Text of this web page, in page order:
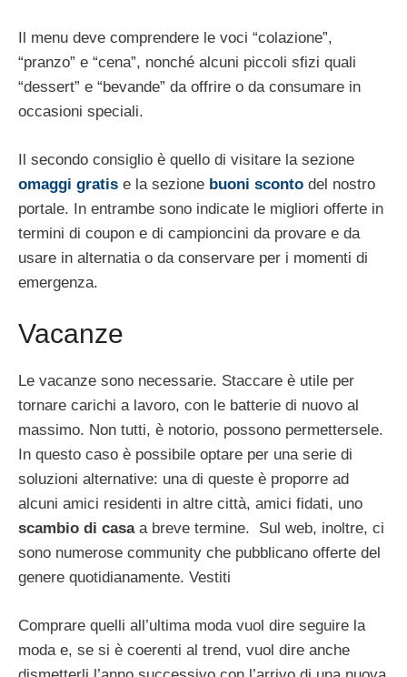
Il menu deve comprendere le voci “colazione”,
“pranzo” e “cena”, nonché alcuni piccoli sfizi quali
“dessert” e “bevande” da offrire o da consumare in
occasioni speciali.
Il secondo consiglio è quello di visitare la sezione
omaggi gratis e la sezione buoni sconto del nostro
portale. In entrambe sono indicate le migliori offerte in
termini di coupon e di campioncini da provare e da
usare in alternatia o da conservare per i momenti di
emergenza.
Vacanze
Le vacanze sono necessarie. Staccare è utile per
tornare carichi a lavoro, con le batterie di nuovo al
massimo. Non tutti, è notorio, possono permettersele.
In questo caso è possibile optare per una serie di
soluzioni alternative: una di queste è proporre ad
alcuni amici residenti in altre città, amici fidati, uno
scambio di casaa breve termine. Sul web, inoltre, ci
sono numerose community che pubblicano offerte del
genere quotidianamente. Vestiti
Comprare quelli all’ultima moda vuol dire seguire la
moda e, se si è coerenti al trend, vuol dire anche